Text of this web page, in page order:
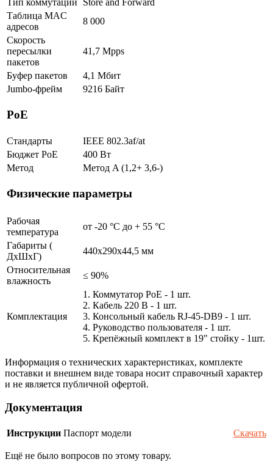
Таблица MAC
адресов
8 000
Скорость
пересылки
пакетов
41,7 Mpps
Буфер пакетов
4,1 Мбит
Jumbo-фрейм
9216 Байт
PoE
Стандарты
IEEE 802.3af/at
Бюджет PoE
400 Вт
Метод
Метод A (1,2+ 3,6-)
Физические параметры
Рабочая
температура
от -20 °С до + 55 °C
Габариты (
ДхШхГ)
440x290x44,5 мм
Относительная
влажность
≤ 90%
Комплектация
1. Коммутатор PoE - 1 шт.
2. Кабель 220 В - 1 шт.
3. Консольный кабель RJ-45-DB9 - 1 шт.
4. Руководство пользователя - 1 шт.
5. Крепёжный комплект в 19" стойку - 1шт.
Информация о технических характеристиках, комплекте
поставки и внешнем виде товара носит справочный характер
и не является публичной офертой.
Документация
Инструкции Паспорт модели Скачать
Ещё не было вопросов по этому товару.